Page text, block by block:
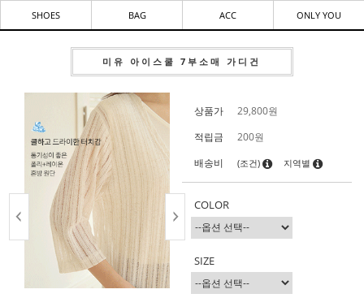
SHOES BAG ACC ONLY YOU
미유 아이스쿨 7부소매 가디건
상품가 29,800원
적립금
200원
배송비
(조건) 지역별
COLOR
SIZE